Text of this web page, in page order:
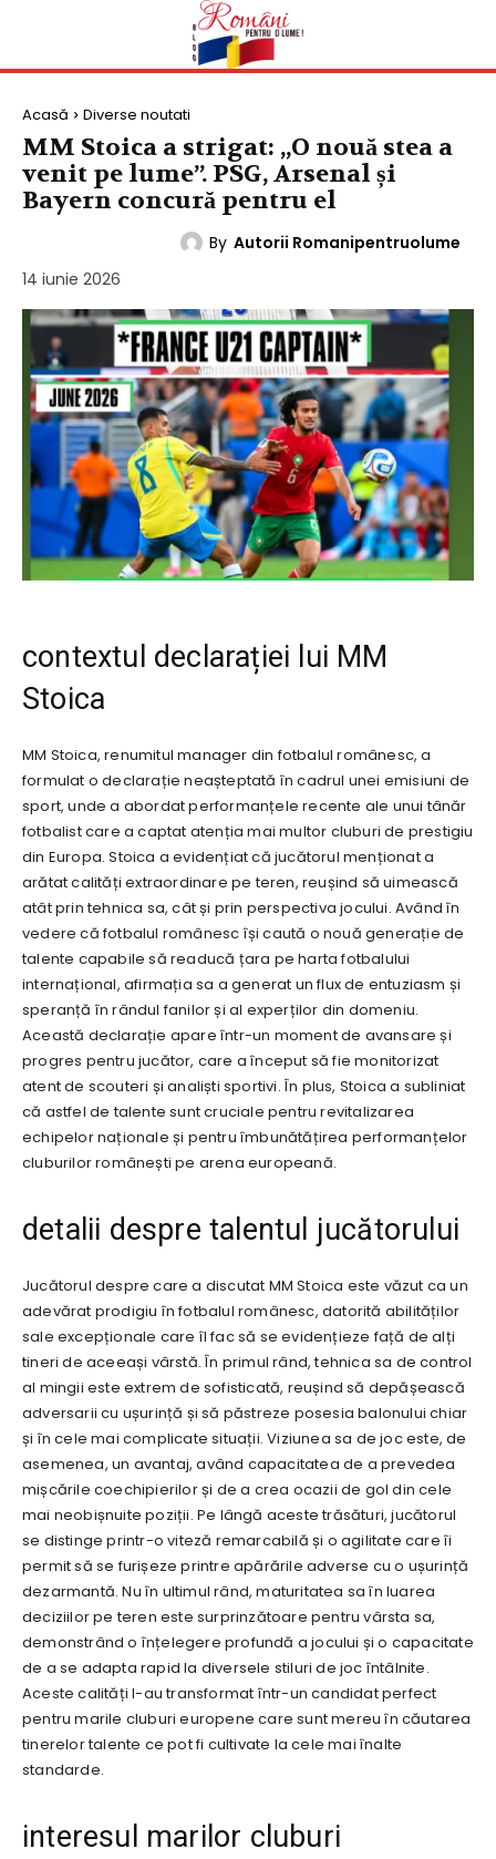
Acasă Diverse noutati
MM Stoica a strigat: „O nouă stea a
venit pe lume”. PSG, Arsenal și
Bayern concură pentru el
By Autorii Romanipentruolume
14 iunie 2026
contextul declarației lui MM
Stoica
MM Stoica, renumitul manager din fotbalul românesc, a
formulat o declarație neașteptată în cadrul unei emisiuni de
sport, unde a abordat performanțele recente ale unui tânăr
fotbalist care a captat atenția mai multor cluburi de prestigiu
din Europa. Stoica a evidențiat că jucătorul menționat a
arătat calități extraordinare pe teren, reușind să uimească
atât prin tehnica sa, cât și prin perspectiva jocului. Având în
vedere că fotbalul românesc își caută o nouă generație de
talente capabile să readucă țara pe harta fotbalului
internațional, afirmația sa a generat un flux de entuziasm și
speranță în rândul fanilor și al experților din domeniu.
Această declarație apare într-un moment de avansare și
progres pentru jucător, care a început să fie monitorizat
atent de scouteri și analiști sportivi. În plus, Stoica a subliniat
că astfel de talente sunt cruciale pentru revitalizarea
echipelor naționale și pentru îmbunătățirea performanțelor
cluburilor românești pe arena europeană.
detalii despre talentul jucătorului
Jucătorul despre care a discutat MM Stoica este văzut ca un
adevărat prodigiu în fotbalul românesc, datorită abilităților
sale excepționale care îl fac să se evidențieze față de alți
tineri de aceeași vârstă. În primul rând, tehnica sa de control
al mingii este extrem de sofisticată, reușind să depășească
adversarii cu ușurință și să păstreze posesia balonului chiar
și în cele mai complicate situații. Viziunea sa de joc este, de
asemenea, un avantaj, având capacitatea de a prevedea
mișcările coechipierilor și de a crea ocazii de gol din cele
mai neobișnuite poziții. Pe lângă aceste trăsături, jucătorul
se distinge printr-o viteză remarcabilă și o agilitate care îi
permit să se furișeze printre apărările adverse cu o ușurință
dezarmantă. Nu în ultimul rând, maturitatea sa în luarea
deciziilor pe teren este surprinzătoare pentru vârsta sa,
demonstrând o înțelegere profundă a jocului și o capacitate
de a se adapta rapid la diversele stiluri de joc întâlnite.
Aceste calități l-au transformat într-un candidat perfect
pentru marile cluburi europene care sunt mereu în căutarea
tinerelor talente ce pot fi cultivate la cele mai înalte
standarde.
interesul marilor cluburi